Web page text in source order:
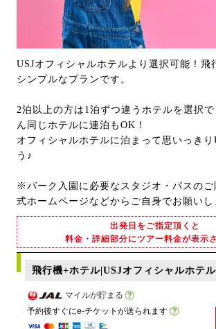
USJオフィシャルホテルより選択可能！飛
シンプルなプランです。
2泊以上の方は1泊ずつ違うホテルを選択
ん同じホテルに連泊もOK！
オフィシャルホテルに泊まって思いっきり
う♪
※パーク入園に必要なスタジオ・パスのご
式ホームページなどからご自身でお願いし
出発日をご指定頂くと
料金・詳細部分にツアー料金が表示
飛行機+ホテル|USJオフィシャルホテ
マイルが貯まる
予約後すぐにe-チケットが送られます